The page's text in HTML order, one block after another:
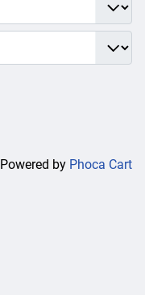
Powered by Phoca Cart